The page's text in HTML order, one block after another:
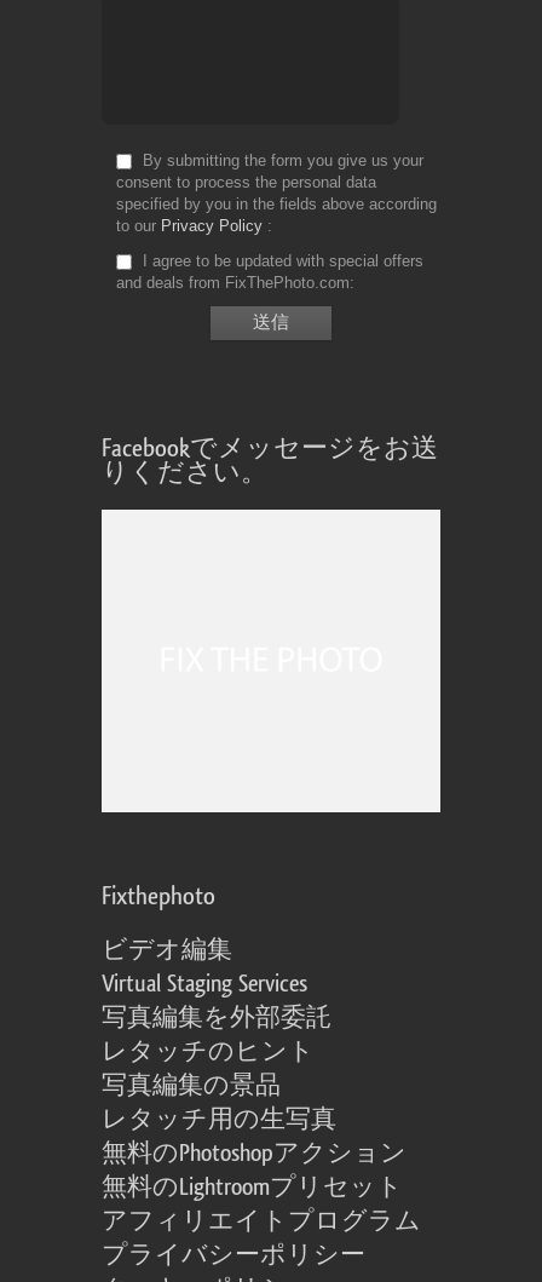
By submitting the form you give us your
consent to process the personal data
specified by you in the fields above according
to our Privacy Policy
I agree to be updated with special offers
and deals from FixThePhoto.com
Facebookでメッセージをお送
りください。
Fixthephoto
ビデオ編集
Virtual Staging Services
写真編集を外部委託
レタッチのヒント
写真編集の景品
レタッチ用の生写真
無料のPhotoshopアクション
無料のLightroomプリセット
アフィリエイトプログラム
プライバシーポリシー